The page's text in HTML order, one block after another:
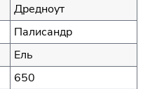
Дредноут
Палисандр
Ель
650